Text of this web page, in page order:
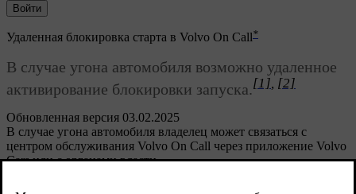
Войти
Обновленная версия 03.02.2025
Удаленная блокировка старта в Volvo On Call*
В случае угона автомобиля возможно удаленное
активирование блокировки запуска. [1], [2]
В случае угона автомобиля владелец может связаться с
центром обслуживания Volvo On Call через приложение Volvo
Cars или с органами власти.